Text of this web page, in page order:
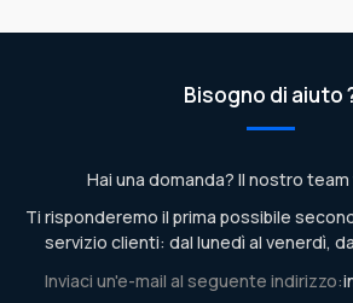
Bisogno di aiuto
Hai una domanda? Il nostro
Ti risponderemo il prima possibile
servizio clienti: dal lunedì al venerdì,
Inviaci un'e-mail al seguente indirizzo: